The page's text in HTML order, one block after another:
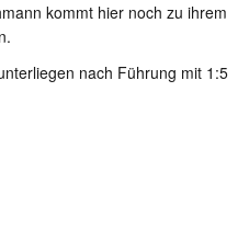
kommt hier noch zu ihrem
nach Führung mit 1:5